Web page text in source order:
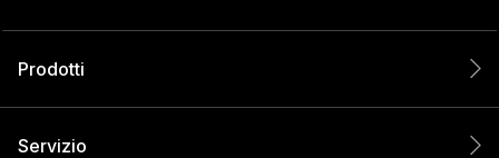
Prodotti
Servizio